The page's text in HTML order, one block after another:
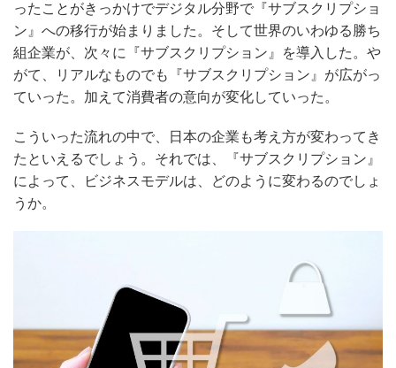
ったことがきっかけでデジタル分野で『サブスクリプショ
ン』への移行が始まりました。そして世界のいわゆる勝ち
組企業が、次々に『サブスクリプション』を導入した。や
がて、リアルなものでも『サブスクリプション』が広がっ
ていった。加えて消費者の意向が変化していった。
こういった流れの中で、日本の企業も考え方が変わってき
たといえるでしょう。それでは、『サブスクリプション』
によって、ビジネスモデルは、どのように変わるのでしょ
うか。